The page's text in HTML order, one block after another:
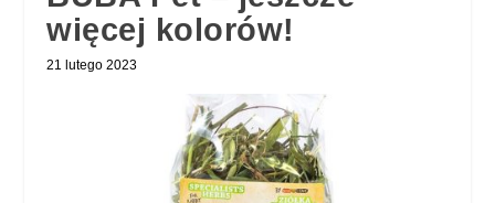
więcej kolorów!
21 lutego 2023